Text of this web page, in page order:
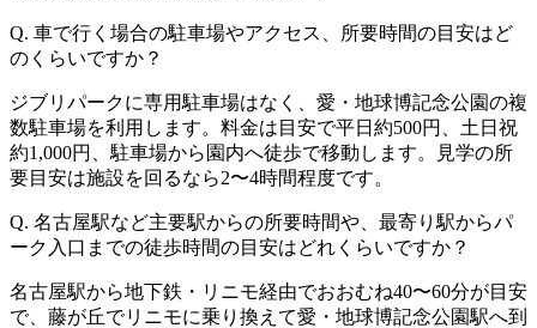
Q. 車で行く場合の駐車場やアクセス、所要時間の目安はど
のくらいですか？
ジブリパークに専用駐車場はなく、愛・地球博記念公園の複
数駐車場を利用します。料金は目安で平日約500円、土日祝
約1,000円、駐車場から園内へ徒歩で移動します。見学の所
要目安は施設を回るなら2〜4時間程度です。
Q. 名古屋駅など主要駅からの所要時間や、最寄り駅からパ
ーク入口までの徒歩時間の目安はどれくらいですか？
名古屋駅から地下鉄・リニモ経由でおおむね40〜60分が目安
で、藤が丘でリニモに乗り換えて愛・地球博記念公園駅へ到